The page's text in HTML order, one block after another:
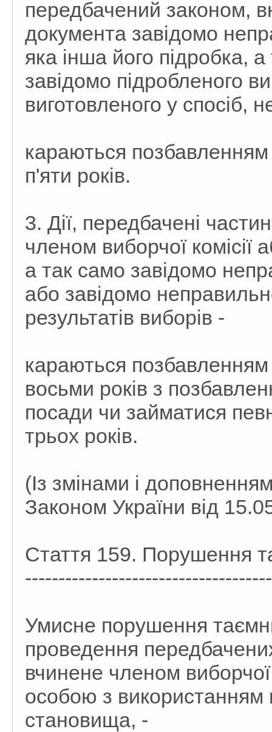
передбачений законом,
документа завідомо
яка інша його підробка,
завідомо підробленого
виготовленого у спосіб,
караються позбавленням
п'яти років.
3. Дії, передбачені
членом виборчої
а так само завідомо
або завідомо
результатів виборів -
караються позбавленням
восьми років з
посади чи займатися
трьох років.
(Із змінами і
Законом України від
Стаття 159. Порушення
Умисне порушення
проведення
вчинене членом
особою з використанням
становища, -